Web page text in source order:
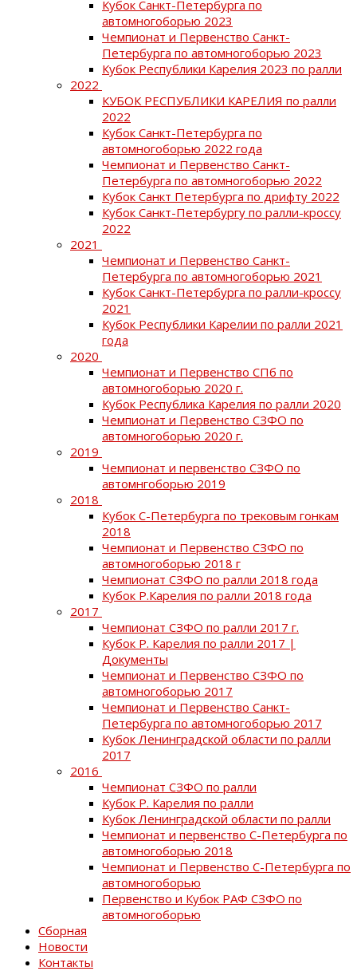
Кубок Санкт-Петербурга по
автомногоборью 2023
Чемпионат и Первенство Санкт-
Петербурга по автомногоборью 2023
Кубок Республики Карелия 2023 по ралли
2022
КУБОК РЕСПУБЛИКИ КАРЕЛИЯ по ралли
2022
Кубок Санкт-Петербурга по
автомногоборью 2022 года
Чемпионат и Первенство Санкт-
Петербурга по автомногоборью 2022
Кубок Санкт Петербурга по дрифту 2022
Кубок Санкт-Петербургу по ралли-кроссу
2022
2021
Чемпионат и Первенство Санкт-
Петербурга по автомногоборью 2021
Кубок Санкт-Петербурга по ралли-кроссу
2021
Кубок Республики Карелии по ралли 2021
года
2020
Чемпионат и Первенство СПб по
автомногоборью 2020 г.
Кубок Республика Карелия по ралли 2020
Чемпионат и Первенство СЗФО по
автомногоборью 2020 г.
2019
Чемпионат и первенство СЗФО по
автомнгоборью 2019
2018
Кубок С-Петербурга по трековым гонкам
2018
Чемпионат и Первенство СЗФО по
автомногоборью 2018 г
Чемпионат СЗФО по ралли 2018 года
Кубок Р.Карелия по ралли 2018 года
2017
Чемпионат СЗФО по ралли 2017 г.
Кубок Р. Карелия по ралли 2017 |
Документы
Чемпионат и Первенство СЗФО по
автомногоборью 2017
Чемпионат и Первенство Санкт-
Петербурга по автомногоборью 2017
Кубок Ленинградской области по ралли
2017
2016
Чемпионат СЗФО по ралли
Кубок Р. Карелия по ралли
Кубок Ленинградской области по ралли
Чемпионат и первенство С-Петербурга по
автомногоборью 2018
Чемпионат и Первенство С-Петербурга по
автомногоборью
Первенство и Кубок РАФ СЗФО по
автомногоборью
Сборная
Новости
Контакты